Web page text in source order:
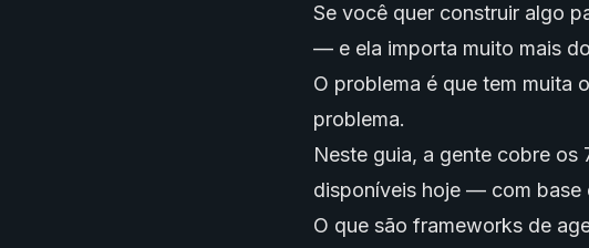
Se você quer construir algo
— e ela importa muito mais
O problema é que tem muita
problema.
Neste guia, a gente cobre
disponíveis hoje — com base
O que são frameworks de